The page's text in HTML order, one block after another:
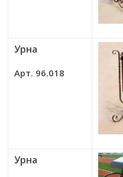
Урна
Арт. 96.018
Урна